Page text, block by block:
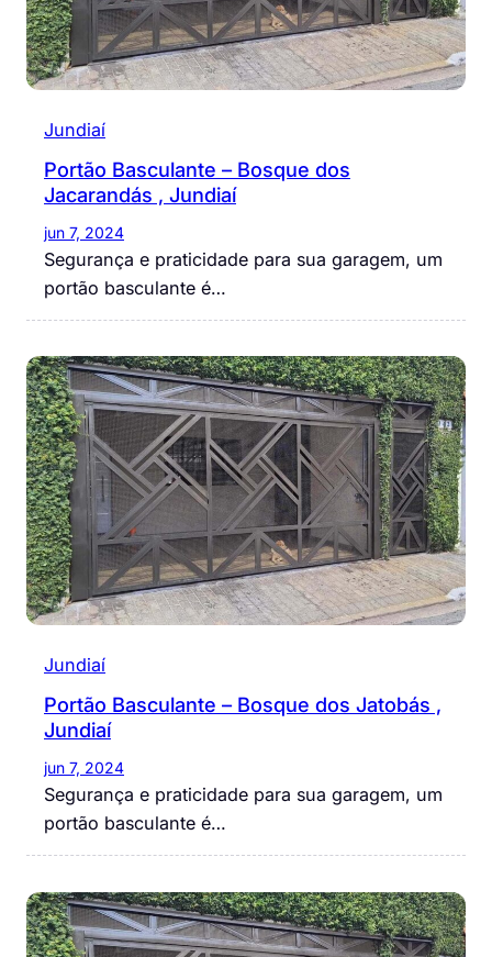
Jundiaí
Portão Basculante – Bosque dos
Jacarandás , Jundiaí
jun 7, 2024
Segurança e praticidade para sua garagem, um
portão basculante é…
Jundiaí
Portão Basculante – Bosque dos Jatobás ,
Jundiaí
jun 7, 2024
Segurança e praticidade para sua garagem, um
portão basculante é…